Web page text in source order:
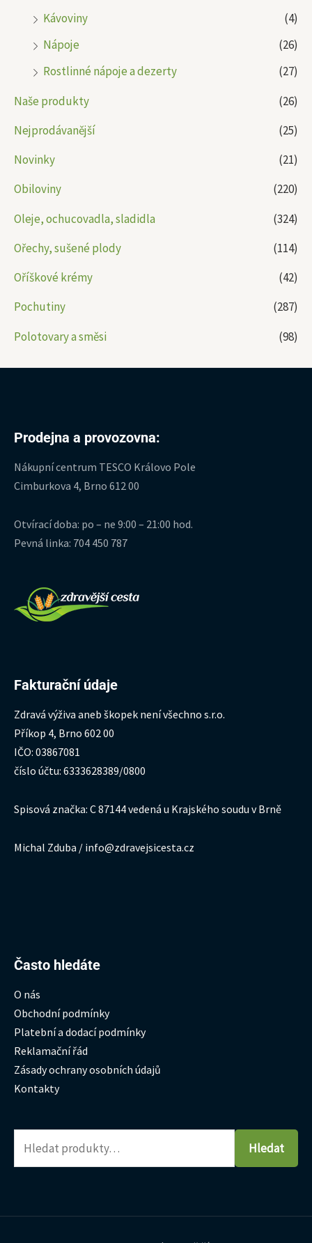
Kávoviny
(4)
Nápoje
(26)
Rostlinné nápoje a dezerty
(27)
Naše produkty
(26)
Nejprodávanější
(25)
Novinky
(21)
Obiloviny
(220)
Oleje, ochucovadla, sladidla
(324)
Ořechy, sušené plody
(114)
Oříškové krémy
(42)
Pochutiny
(287)
Polotovary a směsi
(98)
Prodejna a provozovna:
Nákupní centrum TESCO Královo Pole
Cimburkova 4, Brno 612 00
Otvírací doba: po – ne 9:00 – 21:00 hod.
Pevná linka: 704 450 787
Fakturační údaje
Zdravá výživa aneb škopek není všechno s.r.o.
Příkop 4, Brno 602 00
IČO: 03867081
číslo účtu: 6333628389/0800
Spisová značka: C 87144 vedená u Krajského soudu v Brně
Michal Zduba / info@zdravejsicesta.cz
Často hledáte
O nás
Obchodní podmínky
Platební a dodací podmínky
Reklamační řád
Zásady ochrany osobních údajů
Kontakty
Hledat:
Hledat